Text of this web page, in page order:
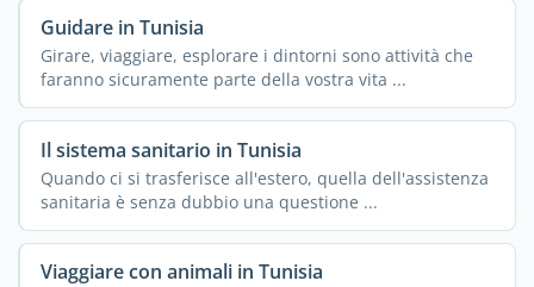
Guidare in Tunisia
Girare, viaggiare, esplorare i dintorni sono attività che
faranno sicuramente parte della vostra vita ...
Il sistema sanitario in Tunisia
Quando ci si trasferisce all'estero, quella dell'assistenza
sanitaria è senza dubbio una questione ...
Viaggiare con animali in Tunisia